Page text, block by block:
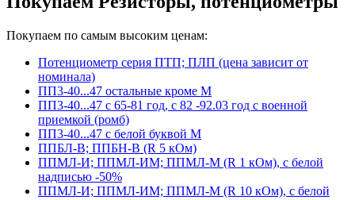
Покупаем по самым высоким ценам:
Потенциометр серия ПТП; ПЛП (цена зависит от
номинала)
ПП3-40...47 остальные кроме М
ПП3-40...47 с 65-81 год, с 82 -92.03 год с военной
приемкой (ромб)
ПП3-40...47 с белой буквой М
ППБЛ-В; ППБН-В (R 5 кОм)
ППМЛ-И; ППМЛ-ИМ; ППМЛ-М (R 1 кОм), с белой
надписью -50%
ППМЛ-И; ППМЛ-ИМ; ППМЛ-М (R 10 кОм), с белой